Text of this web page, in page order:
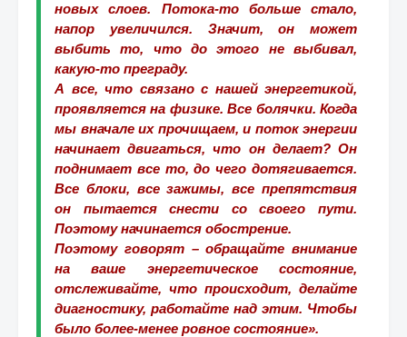
новых слоев. Потока-то больше стало,
напор увеличился. Значит, он может
выбить то, что до этого не выбивал,
какую-то преграду.
А все, что связано с нашей энергетикой,
проявляется на физике. Все болячки. Когда
мы вначале их прочищаем, и поток энергии
начинает двигаться, что он делает? Он
поднимает все то, до чего дотягивается.
Все блоки, все зажимы, все препятствия
он пытается снести со своего пути.
Поэтому начинается обострение.
Поэтому говорят – обращайте внимание
на ваше энергетическое состояние,
отслеживайте, что происходит, делайте
диагностику, работайте над этим. Чтобы
было более-менее ровное состояние».